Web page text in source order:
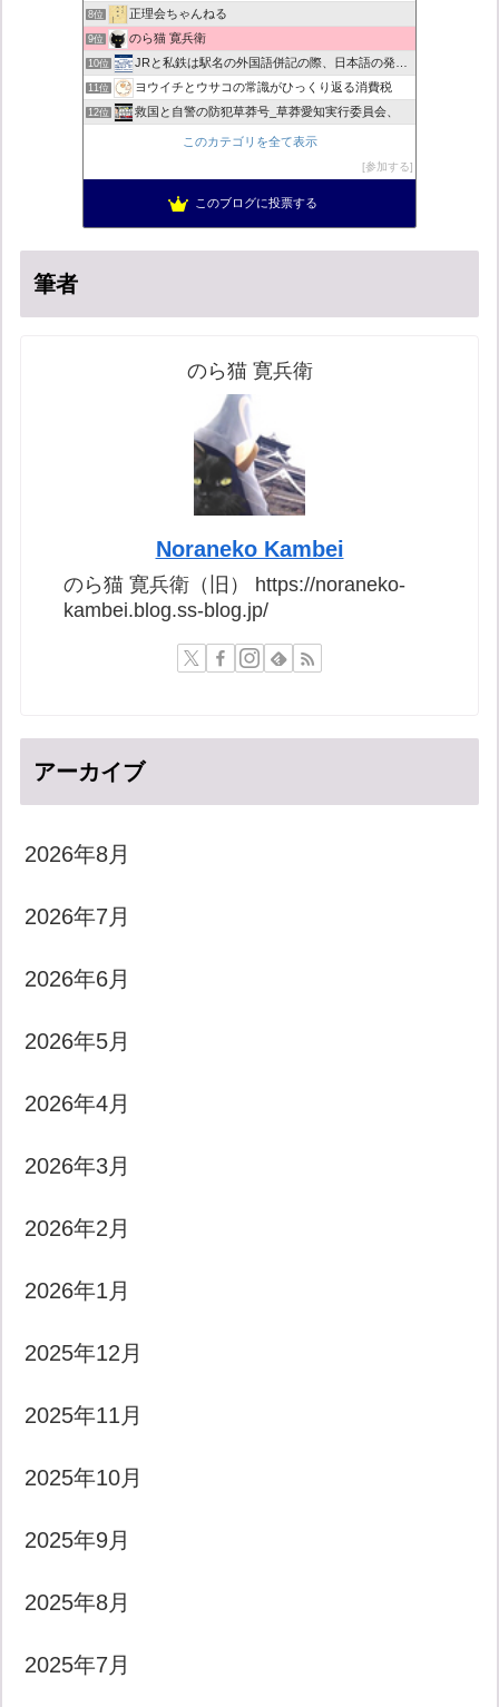
8位 正理会ちゃんねる
9位 のら猫 寛兵衛
10位 JRと私鉄は駅名の外国語併記の際、日本語の発音/…
11位 ヨウイチとウサコの常識がひっくり返る消費税
12位 救国と自警の防犯草莽号_草莽愛知実行委員会、
マイナンバー導入診断
超革新ひふみ神示
このカテゴリを全て表示
参加する
このブログに投票する
筆者
のら猫 寛兵衛
Noraneko Kambei
のら猫 寛兵衛（旧） https://noraneko-
kambei.blog.ss-blog.jp/
アーカイブ
2026年8月
2026年7月
2026年6月
2026年5月
2026年4月
2026年3月
2026年2月
2026年1月
2025年12月
2025年11月
2025年10月
2025年9月
2025年8月
2025年7月